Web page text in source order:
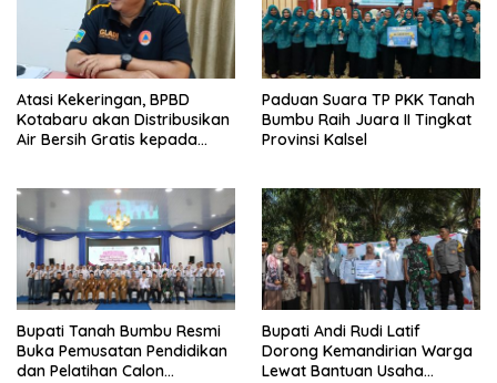
Atasi Kekeringan, BPBD
Kotabaru akan Distribusikan
Air Bersih Gratis kepada
Paduan Suara TP PKK Tanah
Bumbu Raih Juara II Tingkat
Provinsi Kalsel
Bupati Tanah Bumbu Resmi
Buka Pemusatan Pendidikan
dan Pelatihan Calon
Bupati Andi Rudi Latif
Dorong Kemandirian Warga
Lewat Bantuan Usaha